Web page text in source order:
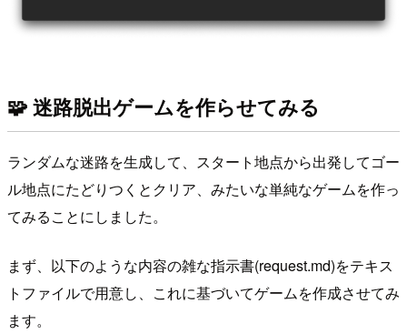
🧩 迷路脱出ゲームを作らせてみる
ランダムな迷路を生成して、スタート地点から出発してゴー
ル地点にたどりつくとクリア、みたいな単純なゲームを作っ
てみることにしました。
まず、以下のような内容の雑な指示書(request.md)をテキス
トファイルで用意し、これに基づいてゲームを作成させてみ
ます。